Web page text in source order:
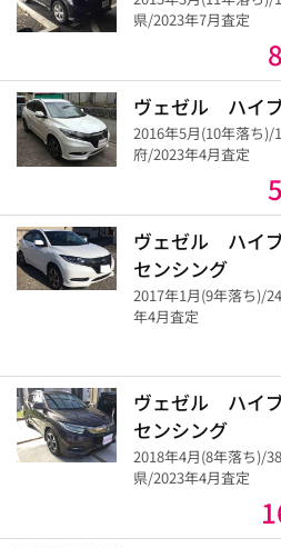
県/2023年7月査定
ヴェゼル ハイ
2016年5月(10年落ち
府/2023年4月査定
ヴェゼル ハイ
センシング
2017年1月(9年落ち)/
年4月査定
ヴェゼル ハイ
センシング
2018年4月(8年落ち)/
県/2023年4月査定